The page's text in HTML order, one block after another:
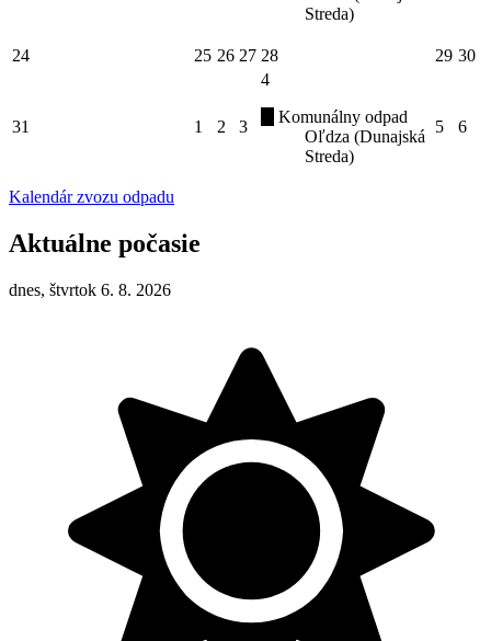
Streda)
24 25 26 27 28 29 30
31 1 2 3
4
Komunálny odpad
Oľdza (Dunajská
Streda)
5 6
Kalendár zvozu odpadu
Aktuálne počasie
dnes, štvrtok 6. 8. 2026